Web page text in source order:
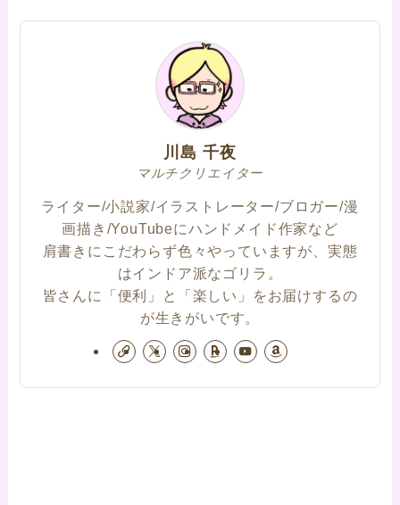
川島 千夜
マルチクリエイター
ライター/小説家/イラストレーター/ブロガー/漫
画描き/YouTubeにハンドメイド作家など
肩書きにこだわらず色々やっていますが、実態
はインドア派なゴリラ。
皆さんに「便利」と「楽しい」をお届けするの
が生きがいです。